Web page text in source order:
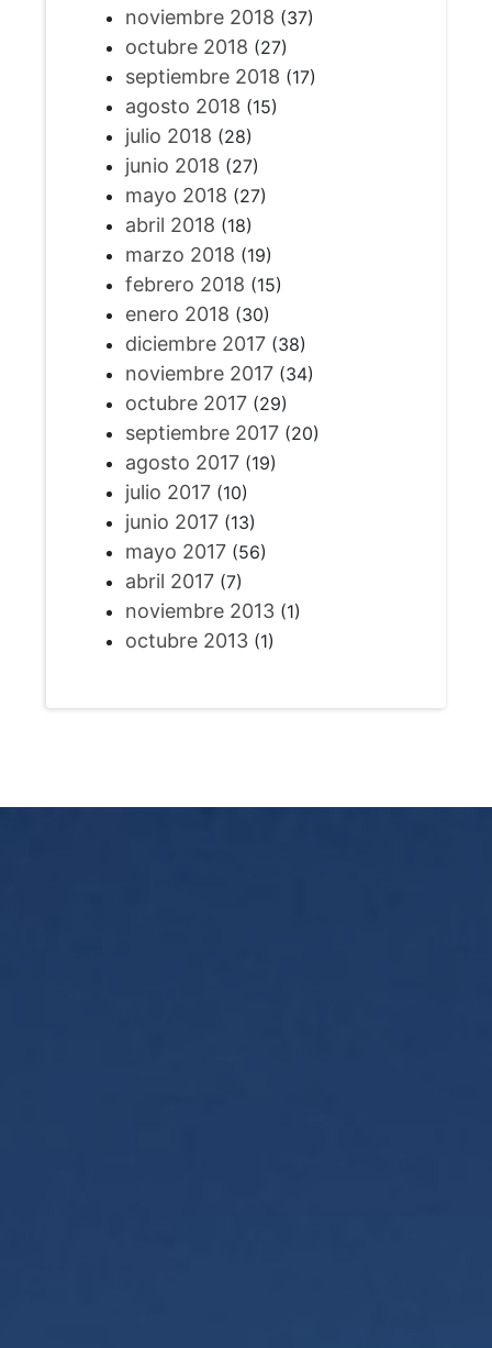
noviembre 2018 (37)
octubre 2018 (27)
septiembre 2018 (17)
agosto 2018 (15)
julio 2018 (28)
junio 2018 (27)
mayo 2018 (27)
abril 2018 (18)
marzo 2018 (19)
febrero 2018 (15)
enero 2018 (30)
diciembre 2017(38)
noviembre 2017(34)
octubre 2017(29)
septiembre 2017(20)
agosto 2017(19)
julio 2017(10)
junio 2017(13)
mayo 2017(56)
abril 2017(7)
noviembre 2013(1)
octubre 2013(1)